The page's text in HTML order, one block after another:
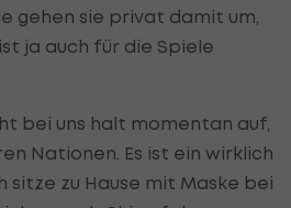
gehen sie privat damit um,
ja auch für die Spiele
bei uns halt momentan auf,
Nationen. Es ist ein wirklich
sitze zu Hause mit Maske bei